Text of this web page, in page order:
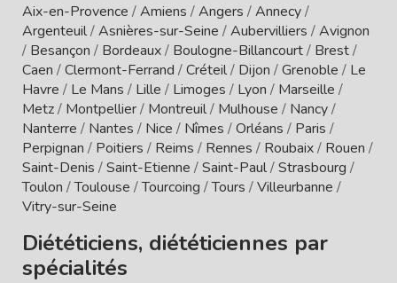
Aix-en-Provence /Amiens /Angers /Annecy/
Argenteuil/Asnières-sur-Seine /Aubervilliers /Avignon
/ Besançon / Bordeaux/ Boulogne-Billancourt/ Brest/
Caen /Clermont-Ferrand /Créteil/ Dijon /Grenoble / Le
Havre / Le Mans / Lille / Limoges / Lyon / Marseille /
Metz/ Montpellier/ Montreuil/ Mulhouse / Nancy/
Nanterre / Nantes / Nice / Nîmes /Orléans / Paris /
Perpignan / Poitiers / Reims / Rennes / Roubaix/ Rouen /
Saint-Denis /Saint-Etienne /Saint-Paul/Strasbourg /
Toulon /Toulouse /Tourcoing /Tours /Villeurbanne /
Vitry-sur-Seine
Diététiciens, diététiciennes par
spécialités